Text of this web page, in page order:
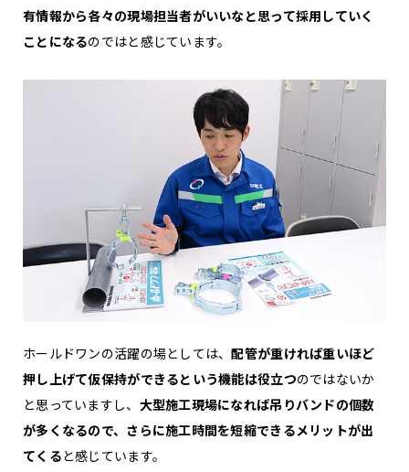
有情報から各々の現場担当者がいいなと思って採用していく
ことになるのではと感じています。
ホールドワンの活躍の場としては、配管が重ければ重いほど
押し上げて仮保持ができるという機能は役立つのではないか
と思っていますし、 大型施工現場になれば吊りバンドの個数
が多くなるので、さらに施工時間を短縮できるメリットが出
てくると感じています。